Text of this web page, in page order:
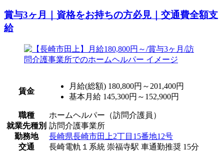
賞与3ヶ月｜資格をお持ちの方必見｜交通費全額支
給
賃金
月給(総額) 180,800円～201,400円
基本月給 145,300円～152,900円
職種
ホームヘルパー（訪問介護員）
就業先種別 訪問介護事業所
勤務地
長崎県長崎市田上2丁目15番地12号
交通
長崎電軌１系統 崇福寺駅 車通勤推奨 15分